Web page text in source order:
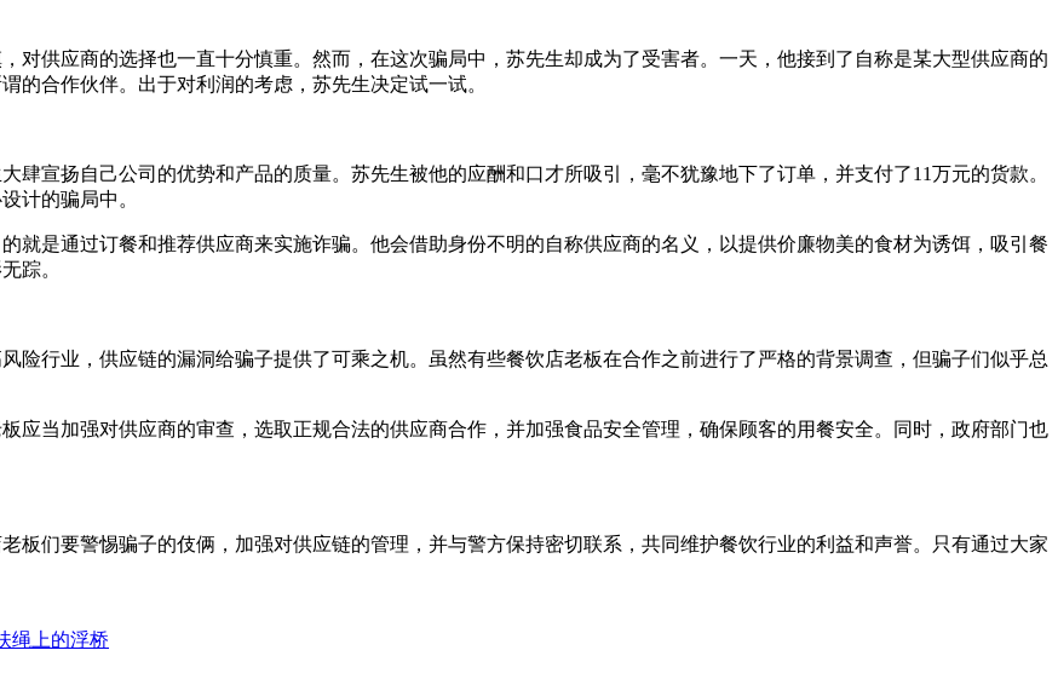
对供应商的选择也一直十分慎重。然而，在这次骗局中，苏先生却成为了受害者。一天，他接到了自称是某大型供应商的
的合作伙伴。出于对利润的考虑，苏先生决定试一试。
宣扬自己公司的优势和产品的质量。苏先生被他的应酬和口才所吸引，毫不犹豫地下了订单，并支付了11万元的货款。
计的骗局中。
就是通过订餐和推荐供应商来实施诈骗。他会借助身份不明的自称供应商的名义，以提供价廉物美的食材为诱饵，吸引餐
踪。
险行业，供应链的漏洞给骗子提供了可乘之机。虽然有些餐饮店老板在合作之前进行了严格的背景调查，但骗子们似乎总
应当加强对供应商的审查，选取正规合法的供应商合作，并加强食品安全管理，确保顾客的用餐安全。同时，政府部门也
板们要警惕骗子的伎俩，加强对供应链的管理，并与警方保持密切联系，共同维护餐饮行业的利益和声誉。只有通过大家
绳上的浮桥